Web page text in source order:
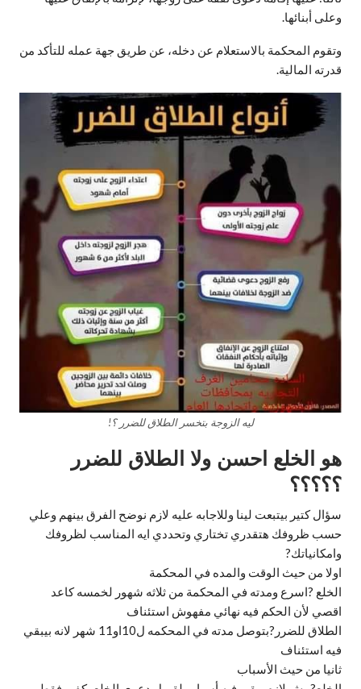
وعلى أبنائها.
وتقوم المحكمة بالاستعلام عن دخله، عن طريق جهة عمله للتأكد من
قدرته المالية.
ليه الزوجة بتخسر الطلاق للضرر ؟!
هو الخلع احسن ولا الطلاق للضرر
؟؟؟؟؟
سؤال كتير بيتبعت لينا وللاجابه عليه لازم نوضح الفرق بينهم وعلي
حسب ظروفك هتقدري تختاري وتحددي ايه المناسب لظروفك
وامكانياتك?
اولا من حيث الوقت والمده في المحكمة
الخلع ?اسرع ومدته في المحكمة من ثلاثه شهور لخمسه كاعد
اقصي لأن الحكم فيه نهائي مفهوش استئناف
الطلاق للضرر?بتوصل مدته في المحكمه ل10او11 شهر لانه بيبقي
فيه استئناف
ثانيا من حيث الأسباب